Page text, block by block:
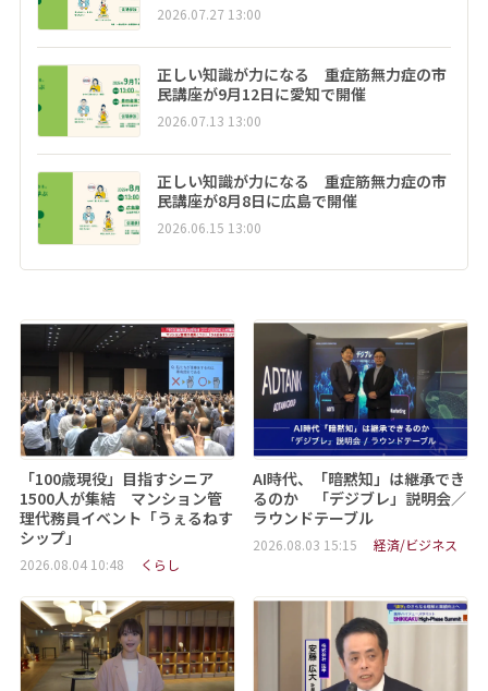
2026.07.27 13:00
正しい知識が力になる 重症筋無力症の市
民講座が9月12日に愛知で開催
2026.07.13 13:00
正しい知識が力になる 重症筋無力症の市
民講座が8月8日に広島で開催
2026.06.15 13:00
「100歳現役」目指すシニア
1500人が集結 マンション管
理代務員イベント「うぇるねす
シップ」
2026.08.04 10:48 くらし
AI時代、「暗黙知」は継承でき
るのか 「デジブレ」説明会／
ラウンドテーブル
2026.08.03 15:15 経済/ビジネス